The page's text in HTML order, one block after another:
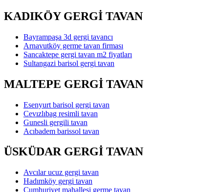
KADIKÖY GERGİ TAVAN
Bayrampaşa 3d gergi tavancı
Arnavutköy germe tavan firması
Sancaktepe gergi tavan m2 fiyatları
Sultangazi barisol gergi tavan
MALTEPE GERGİ TAVAN
Esenyurt barisol gergi tavan
Cevızlıbag resimli tavan
Gunesli gergili tavan
Acıbadem barissol tavan
ÜSKÜDAR GERGİ TAVAN
Avcılar ucuz gergi tavan
Hadımköy gergi tavan
Cumhuriyet mahallesi germe tavan